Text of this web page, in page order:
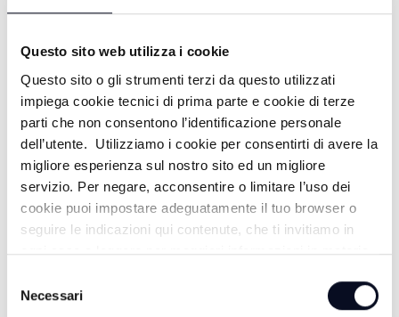
Questo sito web utilizza i cookie
Questo sito o gli strumenti terzi da questo utilizzati
impiega cookie tecnici di prima parte e cookie di terze
parti che non consentono l’identificazione personale
dell’utente. Utilizziamo i cookie per consentirti di avere la
migliore esperienza sul nostro sito ed un migliore
servizio. Per negare, acconsentire o limitare l’uso dei
cookie puoi impostare adeguatamente il tuo browser o
seguire le indicazioni qui contenute, che ti invitiamo in
ogni caso a leggere per maggiori informazioni in materia
delNecessari
ALTRE NOTIZIE TUTTE LE NOTIZIE